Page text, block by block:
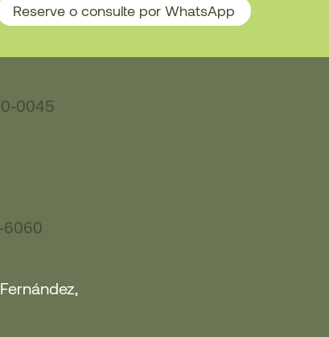
Reserve o consulte por WhatsApp
0045
6060